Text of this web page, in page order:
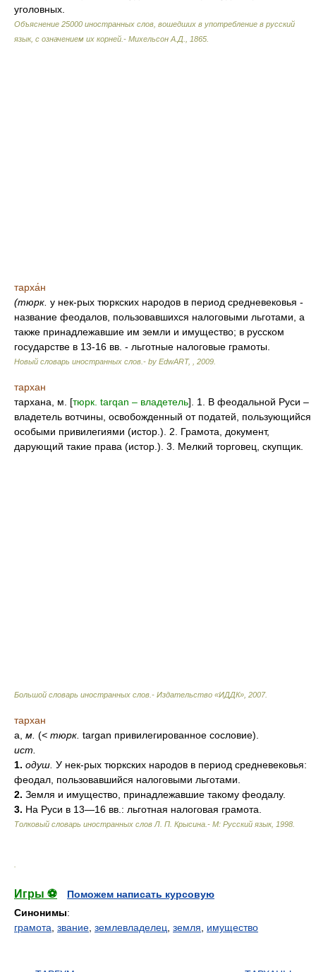
уголовных.
Объяснение 25000 иностранных слов, вошедших в употребление в русский
язык, с означением их корней.- Михельсон А.Д.
1865
тарха́н
(тюрк. у нек-рых тюркских народов в период средневековья -
название феодалов, пользовавшихся налоговыми льготами, а
также принадлежавшие им земли и имущество; в русском
государстве в 13-16 вв. - льготные налоговые грамоты.
Новый словарь иностранных слов.- by EdwART, 2009
тархан
тархана, м. [тюрк. tarqan – владетель]. 1. В феодальной Руси –
владетель вотчины, освобожденный от податей, пользующийся
особыми привилегиями (истор.). 2. Грамота, документ,
дарующий такие права (истор.). 3. Мелкий торговец, скупщик.
Большой словарь иностранных слов.- Издательство «ИДДК» 2007.
тархан
а, м. (< тюрк. targan привилегированное сословие).
ист.
1. одуш. У нек-рых тюркских народов в период средневековья:
феодал, пользовавшийся налоговыми льготами.
2. Земля и имущество, принадлежавшие такому феодалу.
3. На Руси в 13—16 вв.: льготная налоговая грамота.
Толковый словарь иностранных слов Л. П. Крысина.- М: Русский язык, 1998
Игры ⚽
Поможем написать курсовую
Синонимы:
грамота звание землевладелец земля имущество